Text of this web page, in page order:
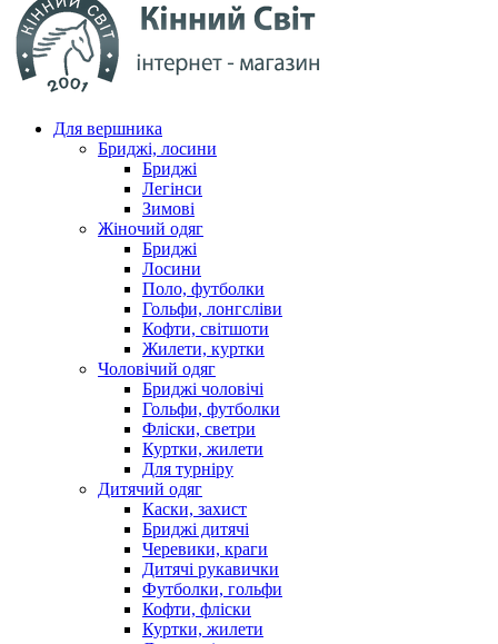
Для вершника
Бриджі, лосини
Бриджі
Легінси
Зимові
Жіночий одяг
Бриджі
Лосини
Поло, футболки
Гольфи, лонгсліви
Кофти, світшоти
Жилети, куртки
Чоловічий одяг
Бриджі чоловічі
Гольфи, футболки
Фліски, светри
Куртки, жилети
Для турніру
Дитячий одяг
Каски, захист
Бриджі дитячі
Черевики, краги
Дитячі рукавички
Футболки, гольфи
Кофти, фліски
Куртки, жилети